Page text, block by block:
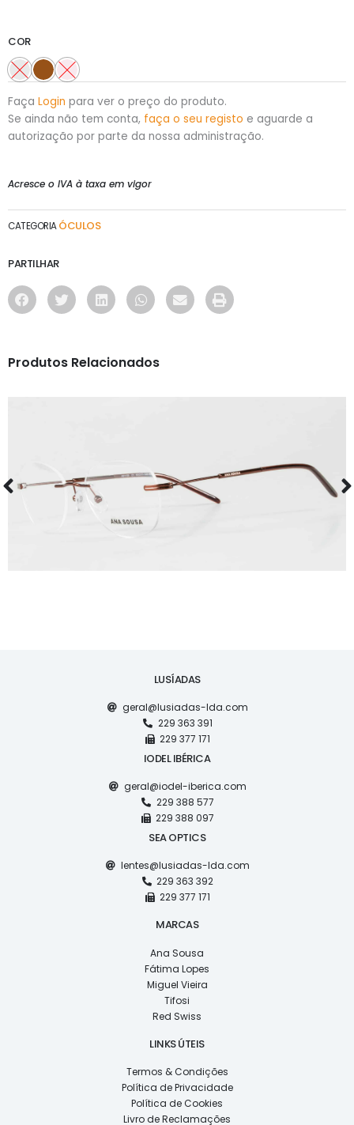
COR
Faça Login para ver o preço do produto.
Se ainda não tem conta, faça o seu registo e aguarde a
autorização por parte da nossa administração.
Acresce o IVA à taxa em vigor
CATEGORIA ÓCULOS
PARTILHAR
Produtos Relacionados
AS1130
LUSÍADAS
geral@lusiadas-lda.com
229 363 391
229 377 171
IODEL IBÉRICA
geral@iodel-iberica.com
229 388 577
229 388 097
SEA OPTICS
lentes@lusiadas-lda.com
229 363 392
229 377 171
MARCAS
Ana Sousa
Fátima Lopes
Miguel Vieira
Tifosi
Red Swiss
LINKS ÚTEIS
Termos & Condições
Política de Privacidade
Política de Cookies
Livro de Reclamações